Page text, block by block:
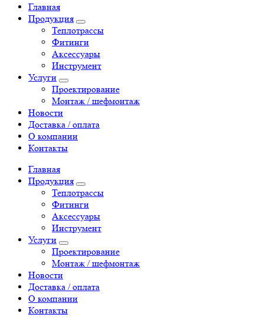
Главная
Продукция
Теплотрассы
Фитинги
Аксессуары
Инструмент
Услуги
Проектирование
Монтаж / шефмонтаж
Новости
Доставка / оплата
О компании
Контакты
Главная
Продукция
Теплотрассы
Фитинги
Аксессуары
Инструмент
Услуги
Проектирование
Монтаж / шефмонтаж
Новости
Доставка / оплата
О компании
Контакты